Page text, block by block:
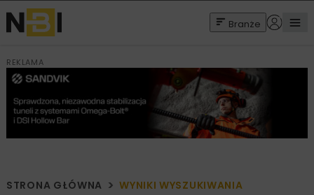
Branże
REKLAMA
STRONA GŁÓWNA WYNIKI WYSZUKIWANIA